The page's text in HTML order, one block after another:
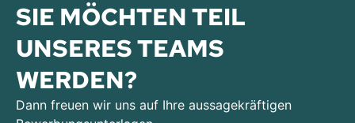
SIE MÖCHTEN TEIL
UNSERES TEAMS
WERDEN?
Dann freuen wir uns auf Ihre aussagekräftigen